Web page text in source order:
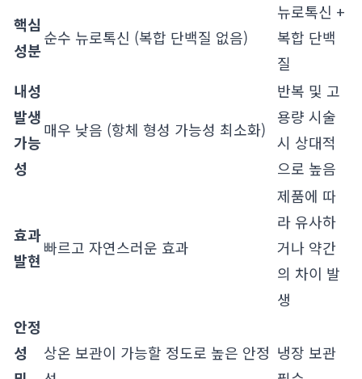
핵심
성분
순수 뉴로톡신 (복합 단백질 없음)
뉴로톡신 +
복합 단백
질
내성
발생
가능
성
매우 낮음 (항체 형성 가능성 최소화)
반복 및 고
용량 시술
시 상대적
으로 높음
효과
발현
빠르고 자연스러운 효과
제품에 따
라 유사하
거나 약간
의 차이 발
생
안정
성
상온 보관이 가능할 정도로 높은 안정 냉장 보관